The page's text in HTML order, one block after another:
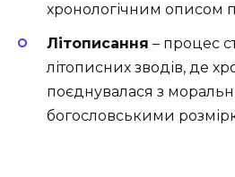
хронологічним описом
Літописання – процес
літописних зводів, де
поєднувалася з
богословськими